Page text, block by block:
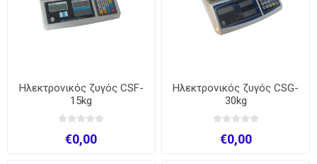
Ηλεκτρονικός ζυγός CSF-
15kg
€0,00
Ηλεκτρονικός ζυγός CSG-
30kg
€0,00